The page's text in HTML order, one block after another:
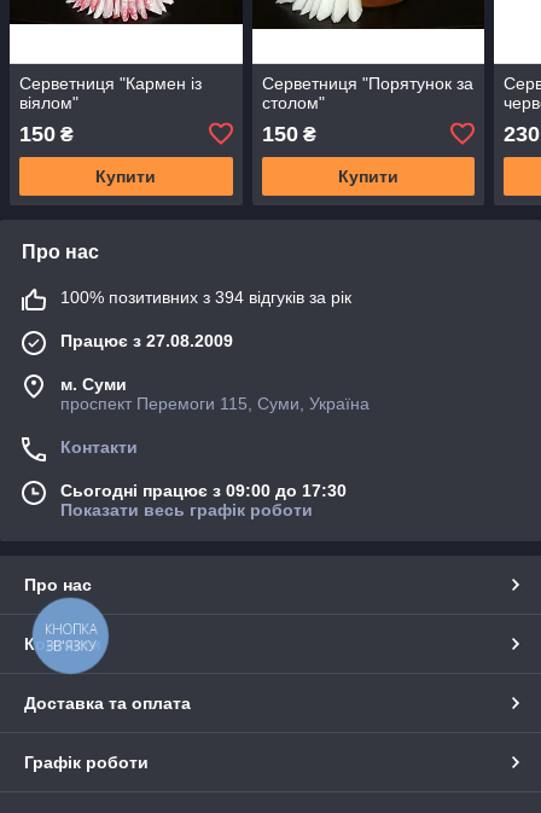
Серветниця "Кармен із
віялом"
150 ₴
Купити
Серветниця "Порятунок за
столом"
150₴
Купити
230
Про нас
100% позитивних з 394 відгуків за рік
Працює з 27.08.2009
м. Суми
проспект Перемоги 115, Суми, Україна
Контакти
Сьогодні працює з 09:00 до 17:30
Показати весь графік роботи
Про нас
Контакти
Доставка та оплата
Графік роботи
КНОПКА
ЗВ'ЯЗКУ